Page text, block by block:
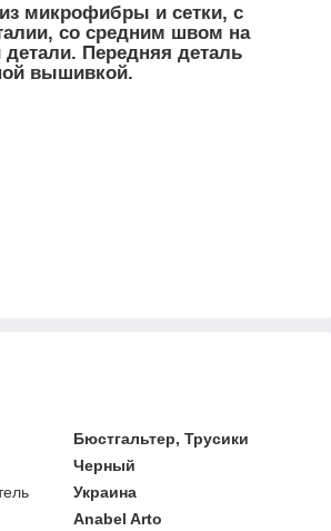
из микрофибры и сетки, с
со средним швом на
Передняя деталь
вышивкой.
Бюстгальтер, Трусики
Черный
Украина
Anabel Arto